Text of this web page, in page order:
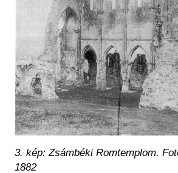
3. kép: Zsámbéki Romtemplom.
1882